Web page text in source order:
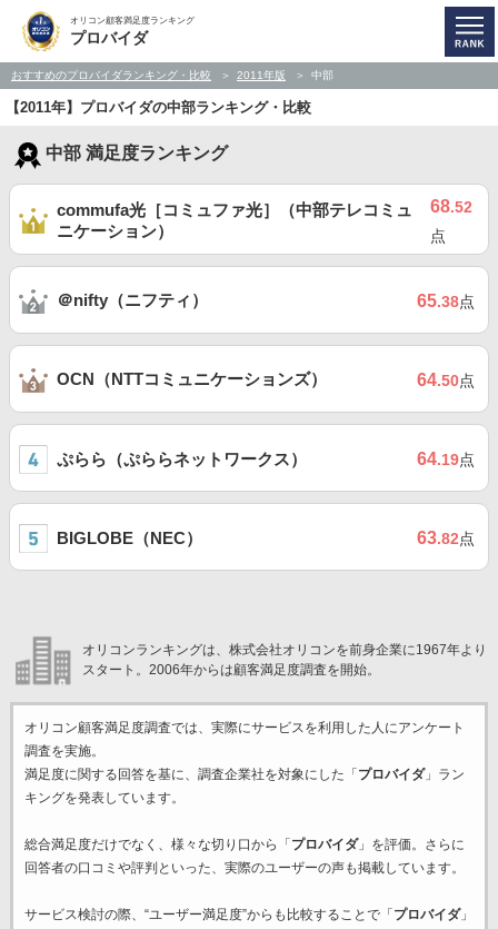
オリコン顧客満足度ランキング
プロバイダ
おすすめのプロバイダランキング・比較 2011年版 中部
【2011年】プロバイダの中部ランキング・比較
中部 満足度ランキング
commufa光［コミュファ光］（中部テレコミュ
ニケーション）
68.52
点
＠nifty（ニフティ） 65.38点
OCN（NTTコミュニケーションズ） 64.50点
ぷらら（ぷららネットワークス） 64.19点
BIGLOBE（NEC） 63.82点
オリコンランキングは、株式会社オリコンを前身企業に1967年より
スタート。2006年からは顧客満足度調査を開始。
オリコン顧客満足度調査では、実際にサービスを利用した 人にアンケート
調査を実施。
満足度に関する回答を基に、調査企業社を対象にした「 プロバイダ」ラン
キングを発表しています。
総合満足度だけでなく、様々な切り口から「 プロバイダ」を評価。さらに
回答者の口コミや評判といった、実際のユーザーの声も掲載しています。
サービス検討の際、“ユーザー満足度”からも比較することで「 プロバイダ」